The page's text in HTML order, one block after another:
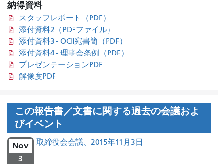
納得資料
スタッフレポート（PDF）
添付資料2（PDFファイル）
添付資料3 - OCII宛書簡（PDF）
添付資料4 - 理事会条例（PDF）
プレゼンテーションPDF
解像度PDF
この報告書／文書に関する過去の会議およ
びイベント
Nov
3
取締役会会議、2015年11月3日